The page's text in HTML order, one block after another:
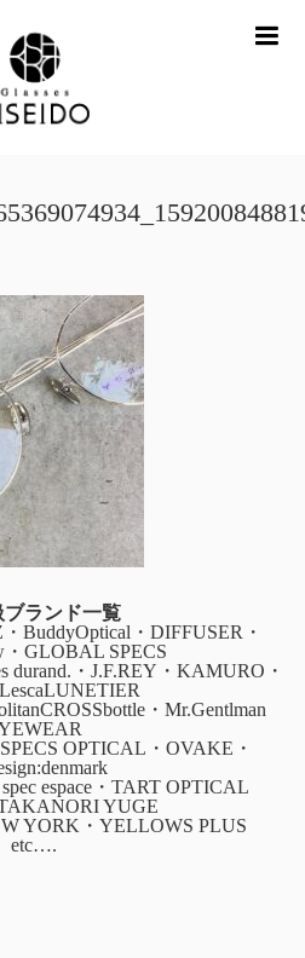
ランド一覧
BuddyOptical・DIFFUSER・
・GLOBAL SPECS
durand.・J.F.REY・KAMURO・
・Mr.Gentlman
OPTICAL・OVAKE・
espace・TART OPTICAL
YUGE
YORK・YELLOWS PLUS
etc….